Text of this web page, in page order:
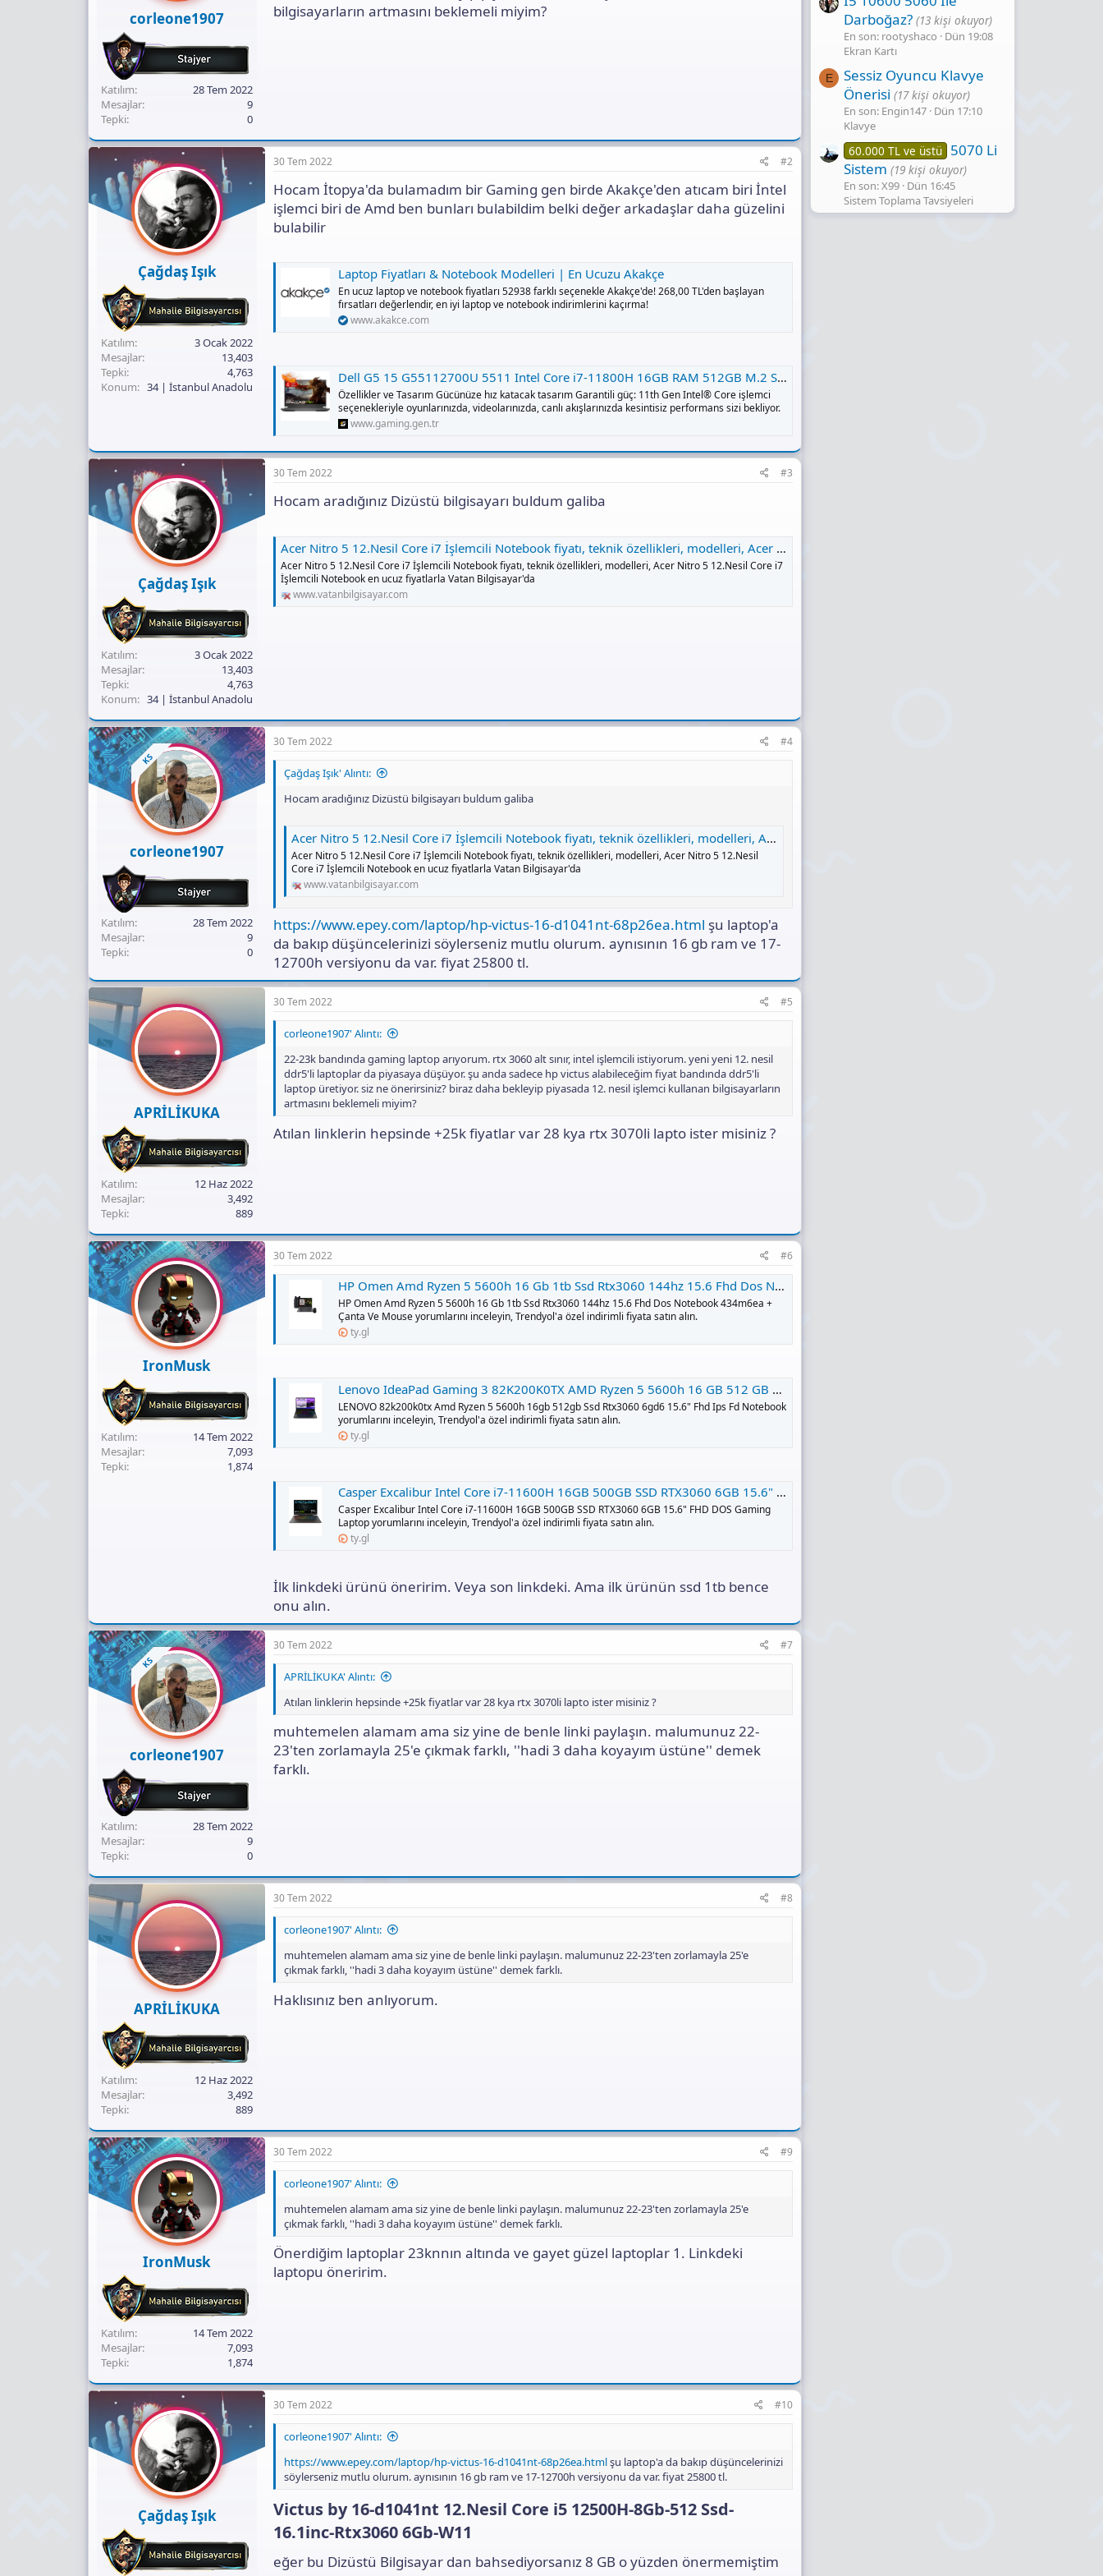
a
corleone1907
Katılım
28 Tem 2022
Mesajlar
9
Tepki
0
bilgisayarların artmasını beklemeli miyim?
Çağdaş Işık
Katılım
3 Ocak 2022
Mesajlar
13,403
Tepki
4,763
Konum
34 | İstanbul Anadolu
30 Tem 2022 #2
Hocam İtopya'da bulamadım bir Gaming gen birde Akakçe'den atıcam biri İntel
işlemci biri de Amd ben bunları bulabildim belki değer arkadaşlar daha güzelini
bulabilir
Laptop Fiyatları & Notebook Modelleri | En Ucuzu Akakçe
En ucuz laptop ve notebook fiyatları 52938 farklı seçenekle Akakçe'de! 268,00 TL'den başlayan
fırsatları değerlendir, en iyi laptop ve notebook indirimlerini kaçırma!
www.akakce.com
Dell G5 15 G55112700U 5511 Intel Core i7-11800H 16GB RAM 512GB M.2 SSD RTX 3060 6GB 15,6″ 120HZ FHD UBUNTU Notebook
Özellikler ve Tasarım Gücünüze hız katacak tasarım Garantili güç: 11th Gen Intel® Core işlemci
seçenekleriyle oyunlarınızda, videolarınızda, canlı akışlarınızda kesintisiz performans sizi bekliyor.
www.gaming.gen.tr
Çağdaş Işık
Katılım
3 Ocak 2022
Mesajlar
13,403
Tepki
4,763
Konum
34 | İstanbul Anadolu
30 Tem 2022 #3
Hocam aradığınız Dizüstü bilgisayarı buldum galiba
Acer Nitro 5 12.Nesil Core i7 İşlemcili Notebook fiyatı, teknik özellikleri, modelleri, Acer Nitro 5 12.Nesil Core i7 İşlemcili Notebook en ucuz fiyatlarla Vatan Bilgisayar'da
Acer Nitro 5 12.Nesil Core i7 İşlemcili Notebook fiyatı, teknik özellikleri, modelleri, Acer Nitro 5 12.Nesil Core i7
İşlemcili Notebook en ucuz fiyatlarla Vatan Bilgisayar'da
www.vatanbilgisayar.com
KS
corleone1907
Katılım
28 Tem 2022
Mesajlar
9
Tepki
0
30 Tem 2022 #4
Çağdaş Işık' Alıntı:
Hocam aradığınız Dizüstü bilgisayarı buldum galiba
Acer Nitro 5 12.Nesil Core i7 İşlemcili Notebook fiyatı, teknik özellikleri, modelleri, Acer Nitro 5 12.Nesil Core i7 İşlemcili Notebook en ucuz fiyatlarla Vatan Bilgisayar'da
Acer Nitro 5 12.Nesil Core i7 İşlemcili Notebook fiyatı, teknik özellikleri, modelleri, Acer Nitro 5 12.Nesil
Core i7 İşlemcili Notebook en ucuz fiyatlarla Vatan Bilgisayar'da
www.vatanbilgisayar.com
https://www.epey.com/laptop/hp-victus-16-d1041nt-68p26ea.html şu laptop'a
da bakıp düşüncelerinizi söylerseniz mutlu olurum. aynısının 16 gb ram ve 17-
12700h versiyonu da var. fiyat 25800 tl.
APRİLİKUKA
Katılım
12 Haz 2022
Mesajlar
3,492
Tepki
889
30 Tem 2022 #5
corleone1907' Alıntı:
22-23k bandında gaming laptop arıyorum. rtx 3060 alt sınır, intel işlemcili istiyorum. yeni yeni 12. nesil
ddr5'li laptoplar da piyasaya düşüyor. şu anda sadece hp victus alabileceğim fiyat bandında ddr5'li
laptop üretiyor. siz ne önerirsiniz? biraz daha bekleyip piyasada 12. nesil işlemci kullanan bilgisayarların
artmasını beklemeli miyim?
Atılan linklerin hepsinde +25k fiyatlar var 28 kya rtx 3070li lapto ister misiniz ?
IronMusk
Katılım
14 Tem 2022
Mesajlar
7,093
Tepki
1,874
30 Tem 2022 #6
HP Omen Amd Ryzen 5 5600h 16 Gb 1tb Ssd Rtx3060 144hz 15.6 Fhd Dos Notebook 434m6ea + Çanta Ve Mouse Fiyatı, Yorumları - Trendyol
HP Omen Amd Ryzen 5 5600h 16 Gb 1tb Ssd Rtx3060 144hz 15.6 Fhd Dos Notebook 434m6ea +
Çanta Ve Mouse yorumlarını inceleyin, Trendyol'a özel indirimli fiyata satın alın.
ty.gl
Lenovo IdeaPad Gaming 3 82K200K0TX AMD Ryzen 5 5600h 16 GB 512 GB 15.6" Fiyatı - Trendyol
LENOVO 82k200k0tx Amd Ryzen 5 5600h 16gb 512gb Ssd Rtx3060 6gd6 15.6" Fhd Ips Fd Notebook
yorumlarını inceleyin, Trendyol'a özel indirimli fiyata satın alın.
ty.gl
Casper Excalibur Intel Core i7-11600H 16GB 500GB SSD RTX3060 6GB 15.6" FHD DOS Gaming Laptop Fiyatı, Yorumları - Trendyol
Casper Excalibur Intel Core i7-11600H 16GB 500GB SSD RTX3060 6GB 15.6" FHD DOS Gaming
Laptop yorumlarını inceleyin, Trendyol'a özel indirimli fiyata satın alın.
ty.gl
İlk linkdeki ürünü öneririm. Veya son linkdeki. Ama ilk ürünün ssd 1tb bence
onu alın.
KS
corleone1907
Katılım
28 Tem 2022
Mesajlar
9
Tepki
0
30 Tem 2022 #7
APRİLİKUKA' Alıntı:
Atılan linklerin hepsinde +25k fiyatlar var 28 kya rtx 3070li lapto ister misiniz ?
muhtemelen alamam ama siz yine de benle linki paylaşın. malumunuz 22-
23'ten zorlamayla 25'e çıkmak farklı, ''hadi 3 daha koyayım üstüne'' demek
farklı.
APRİLİKUKA
Katılım
12 Haz 2022
Mesajlar
3,492
Tepki
889
30 Tem 2022 #8
corleone1907' Alıntı:
muhtemelen alamam ama siz yine de benle linki paylaşın. malumunuz 22-23'ten zorlamayla 25'e
çıkmak farklı, ''hadi 3 daha koyayım üstüne'' demek farklı.
Haklısınız ben anlıyorum.
IronMusk
Katılım
14 Tem 2022
Mesajlar
7,093
Tepki
1,874
30 Tem 2022 #9
corleone1907' Alıntı:
muhtemelen alamam ama siz yine de benle linki paylaşın. malumunuz 22-23'ten zorlamayla 25'e
çıkmak farklı, ''hadi 3 daha koyayım üstüne'' demek farklı.
Önerdiğim laptoplar 23knnın altında ve gayet güzel laptoplar 1. Linkdeki
laptopu öneririm.
Çağdaş Işık
30 Tem 2022 #10
corleone1907' Alıntı:
https://www.epey.com/laptop/hp-victus-16-d1041nt-68p26ea.htmlşu laptop'a da bakıp düşüncelerinizi
söylerseniz mutlu olurum. aynısının 16 gb ram ve 17-12700h versiyonu da var. fiyat 25800 tl.
Victus by 16-d1041nt 12.Nesil Core i5 12500H-8Gb-512 Ssd-
16.1inc-Rtx3060 6Gb-W11​
eğer bu Dizüstü Bilgisayar dan bahsediyorsanız 8 GB o yüzden önermemiştim
Darboğaz? (13 kişi okuyor)
En son: rootyshaco
Dün 19:08
Ekran Kartı
E
Sessiz Oyuncu Klavye
Önerisi (17 kişi okuyor)
En son: Engin147 Dün 17:10
Klavye
60.000 TL ve üstü 5070 Li
Sistem (19 kişi okuyor)
En son: X99 Dün 16:45
Sistem Toplama Tavsiyeleri